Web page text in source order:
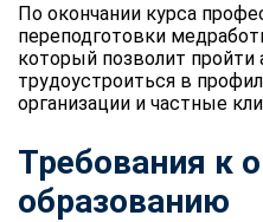
По окончании курса
переподготовки
который позволит
трудоустроиться в
организации и частные
Требования к
образованию